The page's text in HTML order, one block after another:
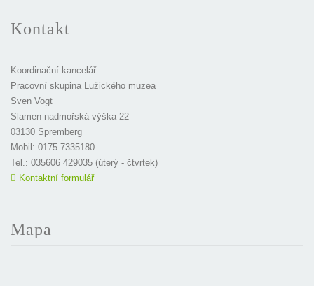
Kontakt
Koordinační kancelář
Pracovní skupina Lužického muzea
Sven Vogt
Slamen nadmořská výška 22
03130 Spremberg
Mobil: 0175 7335180
Tel.: 035606 429035 (úterý - čtvrtek)
Kontaktní formulář
Mapa